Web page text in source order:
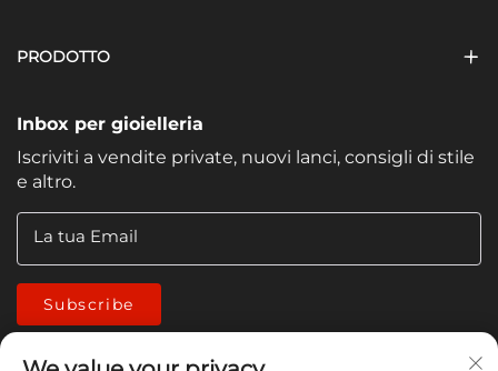
PRODOTTO
Inbox per gioielleria
Iscriviti a vendite private, nuovi lanci, consigli di stile
e altro.
La tua Email
Subscribe